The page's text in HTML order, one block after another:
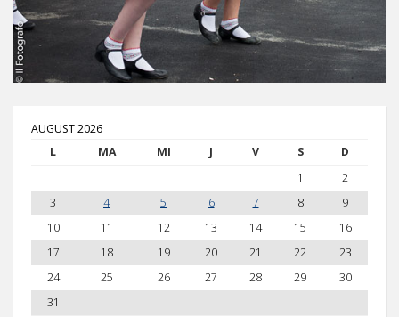
AUGUST 2026
L
MA MI J V S D
1
2
3
4 5 6 7 8
9
10
11 12 13 14 15
16
17
18 19 20 21 22
23
24
25 26 27 28 29
30
31